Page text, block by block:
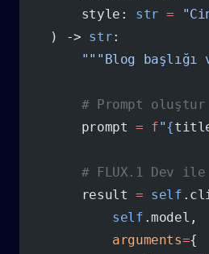
        style:
str =
    ) ->
str:
"""Blog başlığı
        # Prompt oluştur
        prompt
= f"{
# FLUX.1 Dev ile
        result
= self
            self
.model,
            arguments
={